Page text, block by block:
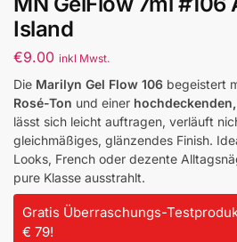
Island
€9.00 inkl Mwst.
Die Marilyn Gel Flow 106 begeistert
Rosé-Ton und einer
lässt sich leicht auftragen, verläuft
gleichmäßiges, glänzendes Finish.
Looks, French oder dezente
pure Klasse ausstrahlt.
Gratis Überraschungs-
€ 79!